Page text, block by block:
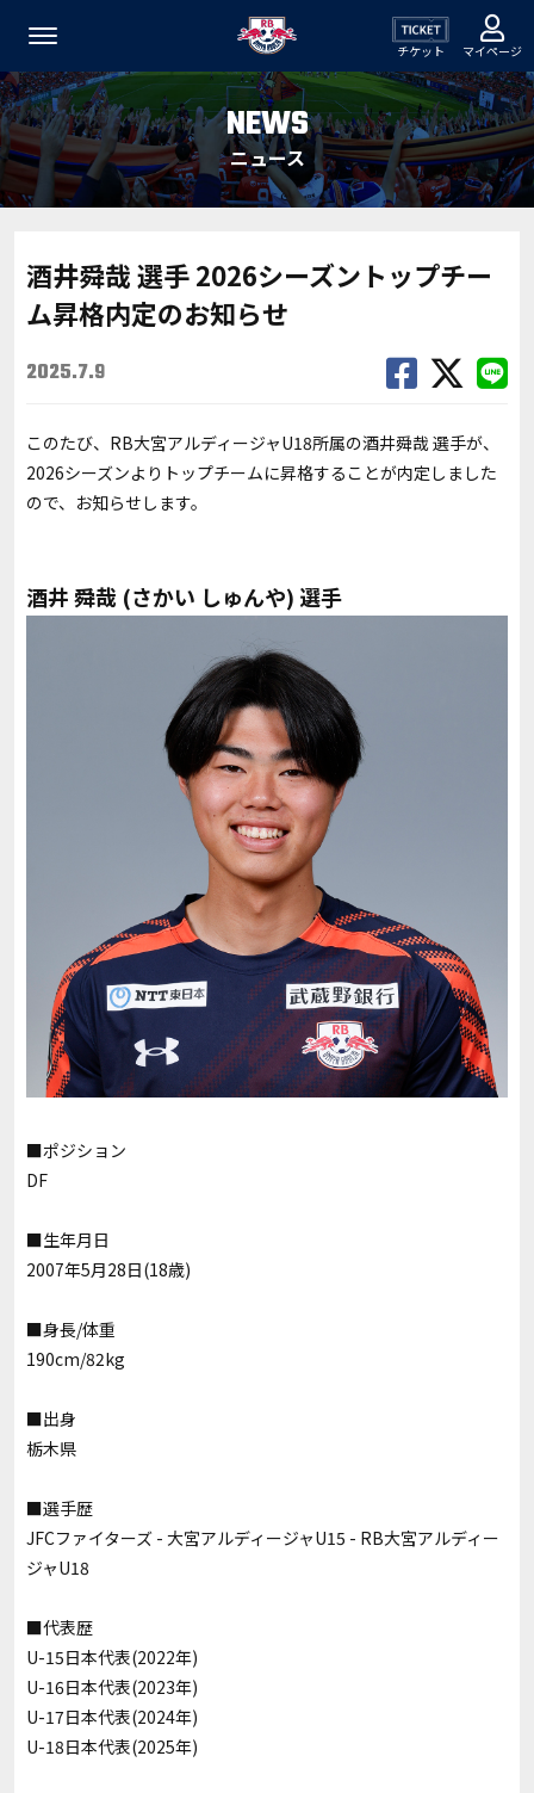
チケット マイページ
NEWS
ニュース
酒井舜哉 選手 2026シーズントップチー
ム昇格内定のお知らせ
2025.7.9
このたび、RB大宮アルディージャU18所属の酒井舜哉 選手が、
2026シーズンよりトップチームに昇格することが内定しました
ので、お知らせします。
酒井 舜哉 (さかい しゅんや) 選手
■ポジション
DF
■生年月日
2007年5月28日(18歳)
■身長/体重
190cm/82kg
■出身
栃木県
■選手歴
JFCファイターズ - 大宮アルディージャU15 - RB大宮アルディー
ジャU18
■代表歴
U-15日本代表(2022年)
U-16日本代表(2023年)
U-17日本代表(2024年)
U-18日本代表(2025年)